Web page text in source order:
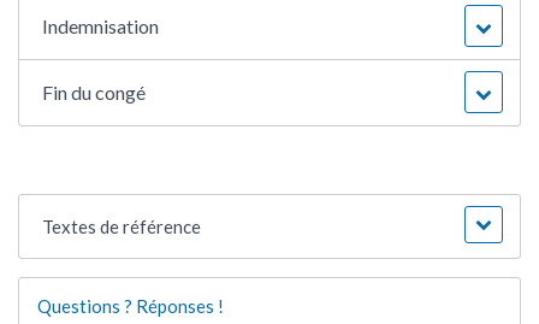
Indemnisation
Fin du congé
Textes de référence
Questions ? Réponses !